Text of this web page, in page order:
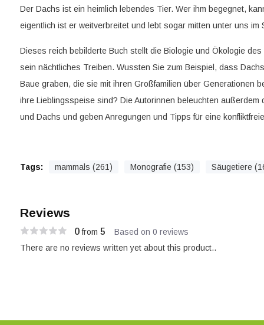
Der Dachs ist ein heimlich lebendes Tier. Wer ihm begegnet,
eigentlich ist er weitverbreitet und lebt sogar mitten unter uns im
Dieses reich bebilderte Buch stellt die Biologie und Ökologie
sein nächtliches Treiben. Wussten Sie zum Beispiel, dass
Baue graben, die sie mit ihren Großfamilien über Generationen
ihre Lieblingsspeise sind? Die Autorinnen beleuchten außerdem
und Dachs und geben Anregungen und Tipps für eine
Tags: mammals (261) Monografie (153) Säugetiere
Reviews
0from 5 Based on 0 reviews
There are no reviews written yet about this product..